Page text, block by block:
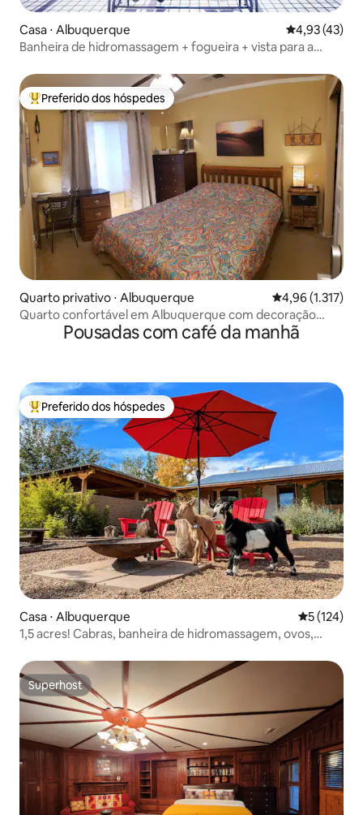
Casa ⋅ Albuquerque 4,93 de uma
4,93 (43)
Banheira de hidromassagem + fogueira + vista para a
trilhas!
Entre os melhores preferidos dos hóspedes
Preferido dos hóspedes
Quarto privativo ⋅ Albuquerque 4,96 de uma
4,96 (1.317)
Quarto confortável em Albuquerque com decoração
douradaPousadas com café da manhã
Entre os melhores preferidos dos hóspedes
Preferido dos hóspedes
Casa ⋅ Albuquerque 5 de uma
5 (124)
1,5 acres! Cabras, banheira de hidromassagem, ovos,
Superhost
Superhost